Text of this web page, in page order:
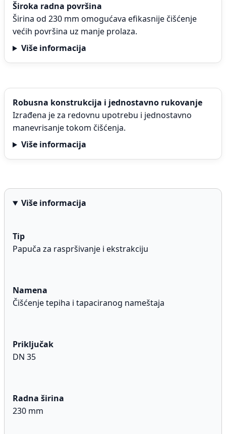
Široka radna površina
Širina od 230 mm omogućava efikasnije čišćenje
većih površina uz manje prolaza.
Više informacija
Robusna konstrukcija i jednostavno rukovanje
Izrađena je za redovnu upotrebu i jednostavno
manevrisanje tokom čišćenja.
Više informacija
Više informacija
Tip
Papuča za raspršivanje i ekstrakciju
Namena
Čišćenje tepiha i tapaciranog nameštaja
Priključak
DN 35
Radna širina
230 mm